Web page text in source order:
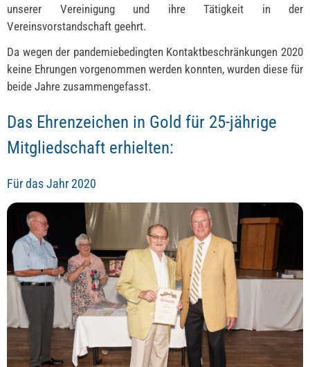
unserer Vereinigung und ihre Tätigkeit in der
Vereinsvorstandschaft geehrt.
Da wegen der pandemiebedingten Kontaktbeschränkungen 2020
keine Ehrungen vorgenommen werden konnten, wurden diese für
beide Jahre zusammengefasst.
Das Ehrenzeichen in Gold für 25-jährige
Mitgliedschaft erhielten:
Für das Jahr 2020